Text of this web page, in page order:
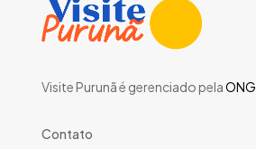
Visite Purunã é gerenciado pelaONG
Contato